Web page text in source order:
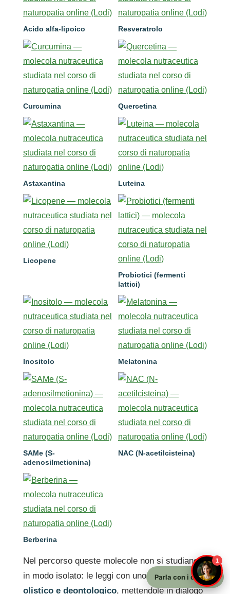
Acido alfa-lipoico Resveratrolo
Curcumina Quercetina
Astaxantina Luteina
Licopene
Probiotici (fermenti
lattici)
Inositolo Melatonina
SAMe (S-
adenosilmetionina)
NAC (N-acetilcisteina)
Berberina
Nel percorso queste molecole non si studiano
in modo isolato: le leggi con uno
sguardo
olistico e deontologico, mettendole in dialogo
1
Parla con i docenti